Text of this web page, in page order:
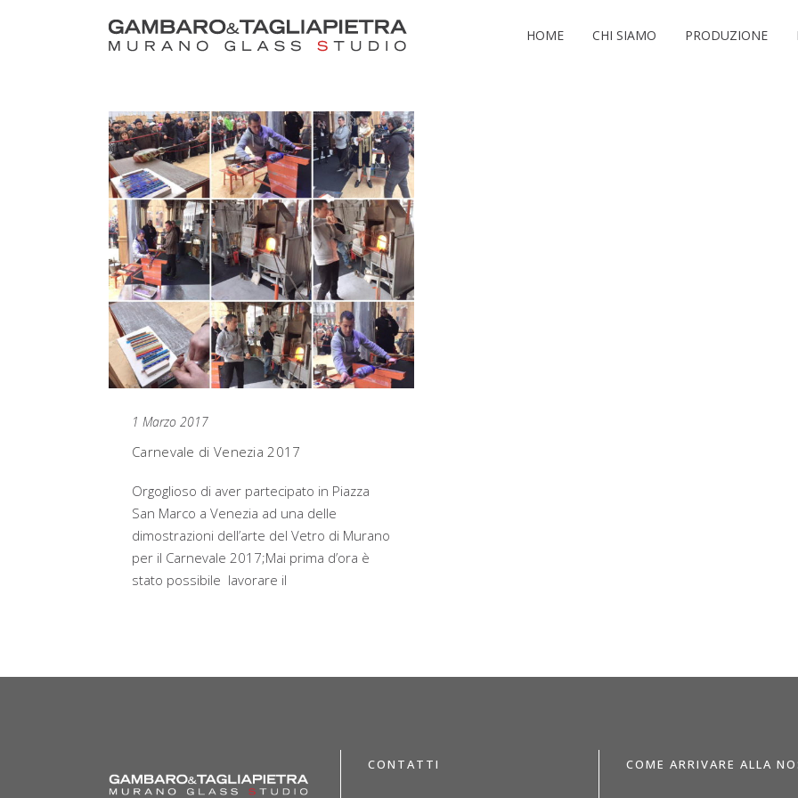
HOME CHI SIAMO PRODUZIONE
1 Marzo 2017
Carnevale di Venezia 2017
Orgoglioso di aver partecipato in Piazza
San Marco a Venezia ad una delle
dimostrazioni dell’arte del Vetro di Murano
per il Carnevale 2017;Mai prima d’ora è
stato possibile lavorare il
CONTATTI COME ARRIVARE ALLA